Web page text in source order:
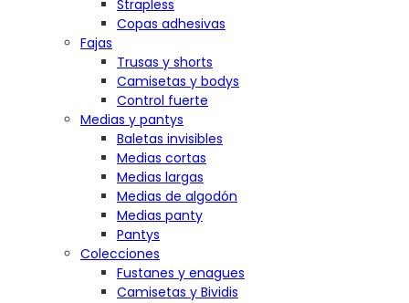
Strapless
Copas adhesivas
Fajas
Trusas y shorts
Camisetas y bodys
Control fuerte
Medias y pantys
Baletas invisibles
Medias cortas
Medias largas
Medias de algodón
Medias panty
Pantys
Colecciones
Fustanes y enagues
Camisetas y Bividis